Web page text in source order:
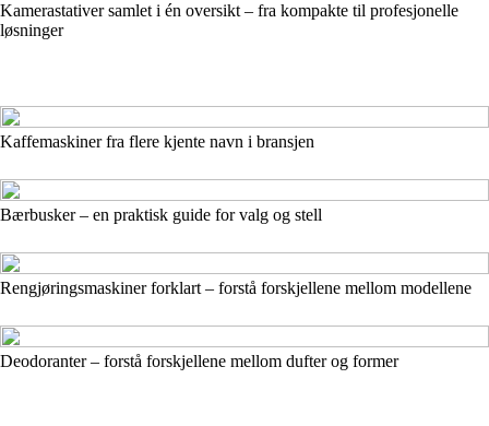
Kamerastativer samlet i én oversikt – fra kompakte til profesjonelle
løsninger
Kaffemaskiner fra flere kjente navn i bransjen
Bærbusker – en praktisk guide for valg og stell
Rengjøringsmaskiner forklart – forstå forskjellene mellom modellene
Deodoranter – forstå forskjellene mellom dufter og former